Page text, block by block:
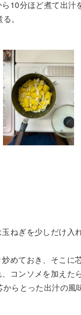
10分ほど煮て出汁
。
ねぎを少しだけ入
めておき、そこに
コンソメを加えた
らとった出汁の風